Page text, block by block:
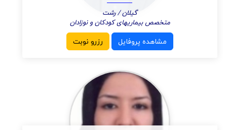
گیلان / رشت
متخصص بیماریهای کودکان و نوزادان
مشاهده پروفایل رزرو نوبت